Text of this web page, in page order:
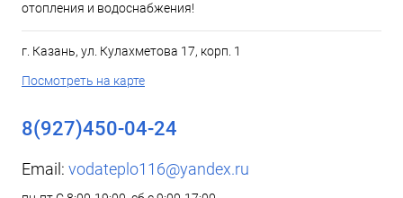
отопления и водоснабжения!
г. Казань, ул. Кулахметова 17, корп. 1
Посмотреть на карте
8(927)450-04-24
Email: vodateplo116@yandex.ru